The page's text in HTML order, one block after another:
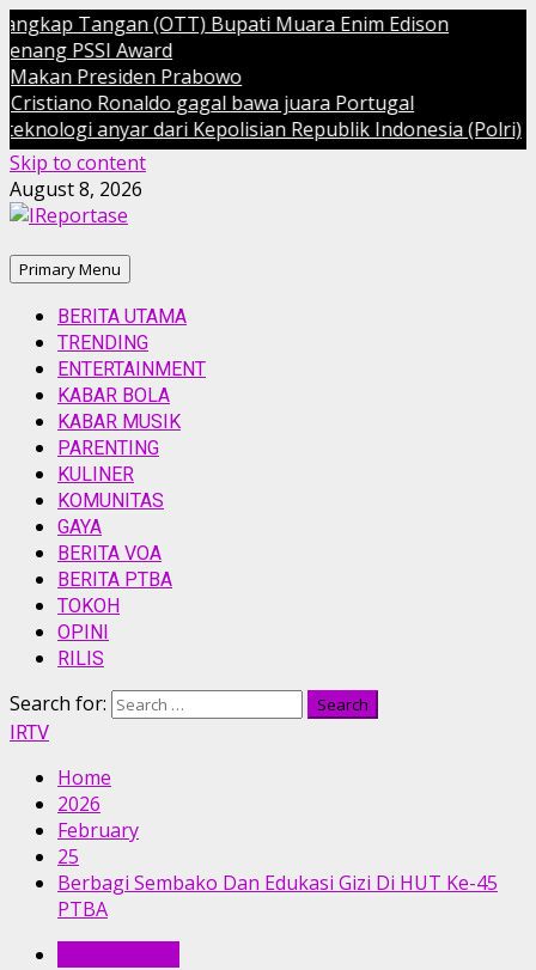
(OTT) Bupati Muara Enim Edison
Award
Prabowo
gagal bawa juara Portugal
dari Kepolisian Republik Indonesia (Polri)
Skip to content
August 8, 2026
Primary Menu
BERITA UTAMA
TRENDING
ENTERTAINMENT
KABAR BOLA
KABAR MUSIK
PARENTING
KULINER
KOMUNITAS
GAYA
BERITA VOA
BERITA PTBA
TOKOH
OPINI
RILIS
Search for:
IRTV
Home
2026
February
25
Berbagi Sembako Dan Edukasi Gizi Di HUT Ke-45
PTBA